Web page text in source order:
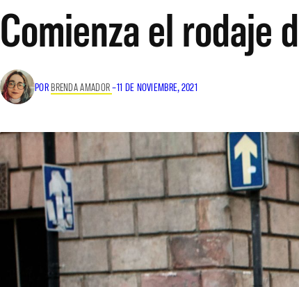
Comienza el rodaje
POR BRENDA AMADOR–11 DE NOVIEMBRE, 2021